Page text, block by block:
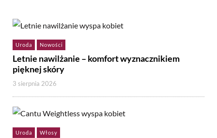
Uroda Nowości
Letnie nawilżanie – komfort wyznacznikiem
pięknej skóry
3 sierpnia 2026
Uroda Włosy